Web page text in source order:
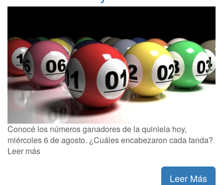
Conocé los números ganadores de la quiniela hoy,
miércoles 6 de agosto. ¿Cuáles encabezaron cada tanda?
Leer más
Leer Más